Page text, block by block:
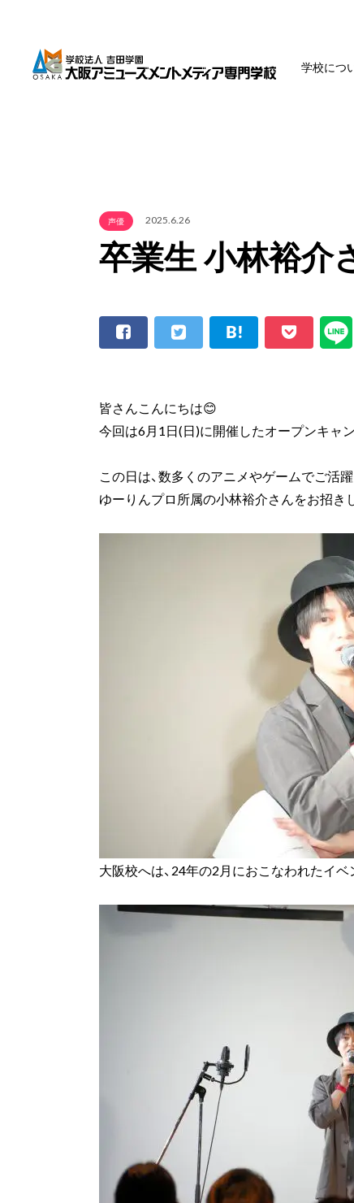
学校につ
声優 2025.6.26
卒業生 小林裕介
皆さんこんにちは😊
今回は6月1日(日)に開催したオープンキャ
この日は、数多くのアニメやゲームでご活
ゆーりんプロ所属の小林裕介さんをお招き
大阪校へは、24年の2月におこなわれたイ